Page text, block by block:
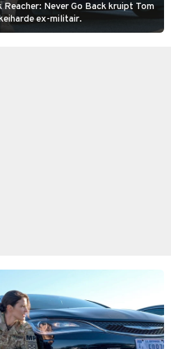
Never Go Back kruipt Tom
ex-militair.